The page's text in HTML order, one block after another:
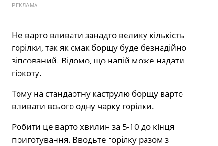
РЕКЛАМА
Не варто вливати занадто велику кількість
горілки, так як смак борщу буде безнадійно
зіпсований. Відомо, що напій може надати
гіркоту.
Тому на стандартну каструлю борщу варто
вливати всього одну чарку горілки.
Робити це варто хвилин за 5-10 до кінця
приготування. Вводьте горілку разом з